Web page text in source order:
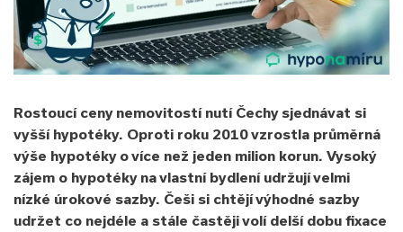
Rostoucí ceny nemovitostí nutí Čechy sjednávat si
vyšší hypotéky. Oproti roku 2010 vzrostla průměrná
výše hypotéky o více než jeden milion korun. Vysoký
zájem o hypotéky na vlastní bydlení udržují velmi
nízké úrokové sazby. Češi si chtějí výhodné sazby
udržet co nejdéle a stále častěji volí delší dobu fixace